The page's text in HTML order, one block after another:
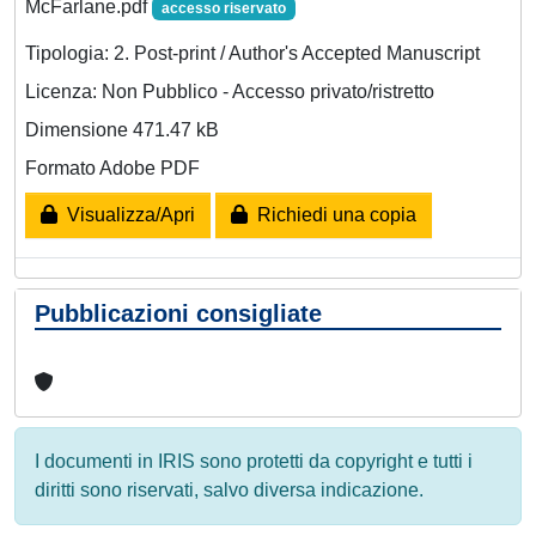
McFarlane.pdf accesso riservato
Tipologia: 2. Post-print / Author's Accepted Manuscript
Licenza: Non Pubblico - Accesso privato/ristretto
Dimensione 471.47 kB
Formato Adobe PDF
Visualizza/Apri Richiedi una copia
Pubblicazioni consigliate
I documenti in IRIS sono protetti da copyright e tutti i
diritti sono riservati, salvo diversa indicazione.